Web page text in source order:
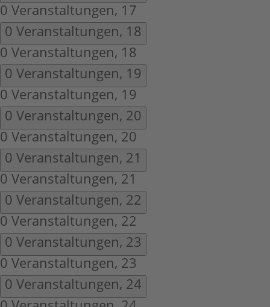
0 Veranstaltungen, 17
0 Veranstaltungen, 18
0 Veranstaltungen, 18
0 Veranstaltungen, 19
0 Veranstaltungen, 19
0 Veranstaltungen, 20
0 Veranstaltungen, 20
0 Veranstaltungen, 21
0 Veranstaltungen, 21
0 Veranstaltungen, 22
0 Veranstaltungen, 22
0 Veranstaltungen, 23
0 Veranstaltungen, 23
0 Veranstaltungen, 24